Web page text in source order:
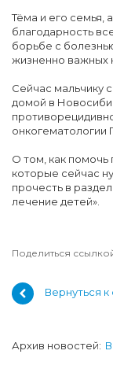
Тёма и его семья,
благодарность
борьбе с
жизненно важных
Сейчас мальчику
домой в
О том, как
которые сейчас
прочесть в
лечение детей».
Поделиться
Вернуться к
Архив новостей: